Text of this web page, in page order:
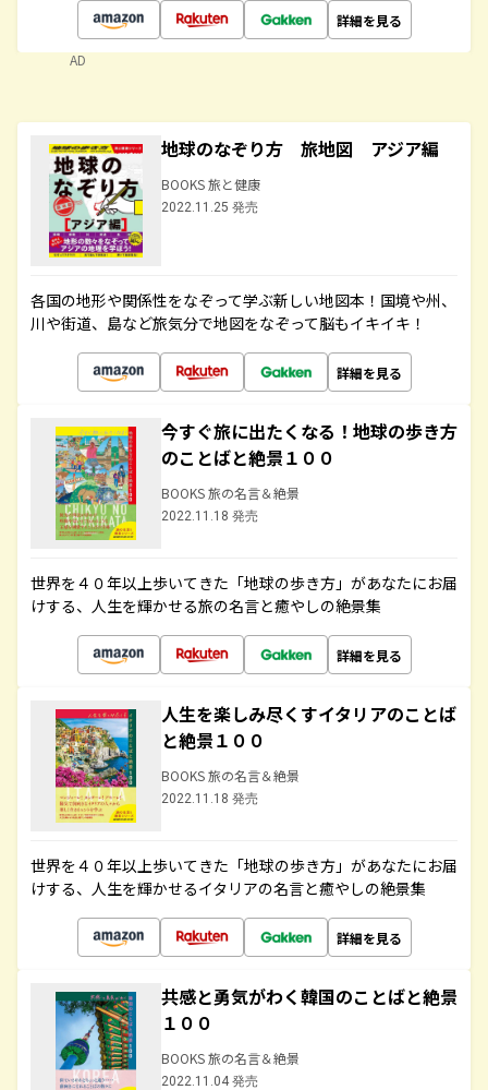
詳細を見る
AD
地球のなぞり方 旅地図 アジア編
BOOKS 旅と健康
2022.11.25 発売
各国の地形や関係性をなぞって学ぶ新しい地図本！国境や州、
川や街道、島など旅気分で地図をなぞって脳もイキイキ！
詳細を見る
今すぐ旅に出たくなる！地球の歩き方
のことばと絶景１００
BOOKS 旅の名言＆絶景
2022.11.18 発売
世界を４０年以上歩いてきた「地球の歩き方」があなたにお届
けする、人生を輝かせる旅の名言と癒やしの絶景集
詳細を見る
人生を楽しみ尽くすイタリアのことば
と絶景１００
BOOKS 旅の名言＆絶景
2022.11.18 発売
世界を４０年以上歩いてきた「地球の歩き方」があなたにお届
けする、人生を輝かせるイタリアの名言と癒やしの絶景集
詳細を見る
共感と勇気がわく韓国のことばと絶景
１００
BOOKS 旅の名言＆絶景
2022.11.04 発売